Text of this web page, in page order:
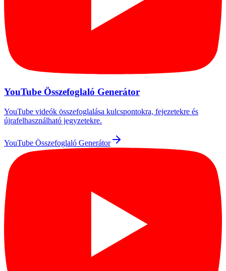
YouTube Összefoglaló Generátor
YouTube videók összefoglalása kulcspontokra, fejezetekre és
újrafelhasználható jegyzetekre.
YouTube Összefoglaló Generátor